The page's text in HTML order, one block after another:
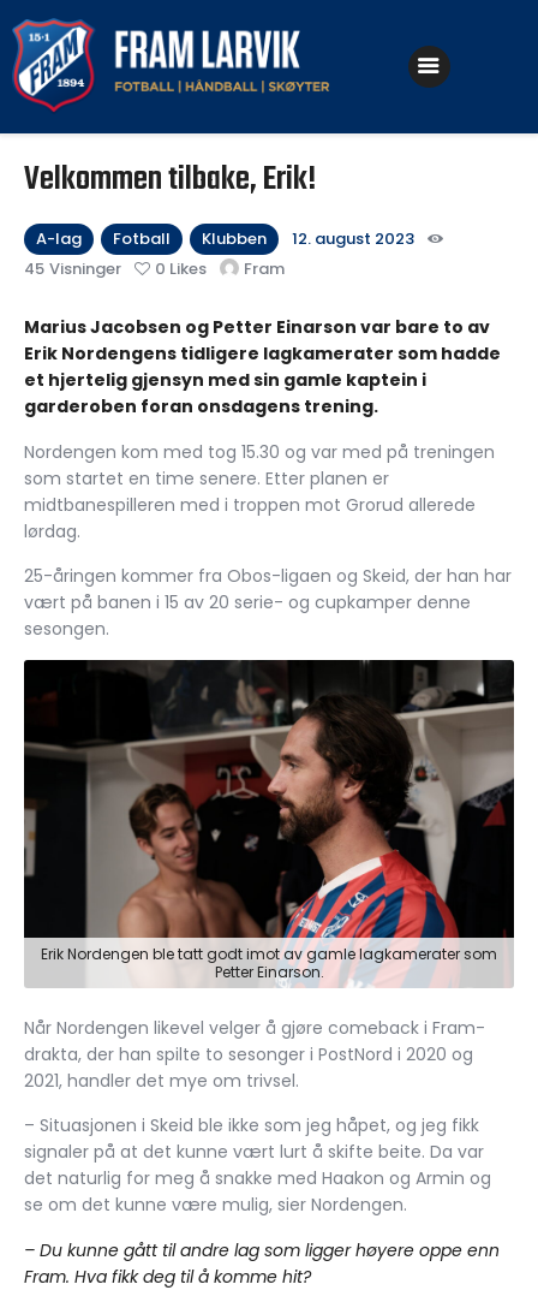
Fotball
Håndball
Skøyter
Velkommen tilbake, Erik!
A-lag Fotball Klubben
12. august 2023
45 Visninger 0 Likes Fram
Marius Jacobsen og Petter Einarson var bare to av
Erik Nordengens tidligere lagkamerater som hadde
et hjertelig gjensyn med sin gamle kaptein i
garderoben foran onsdagens trening.
Nordengen kom med tog 15.30 og var med på treningen
som startet en time senere. Etter planen er
midtbanespilleren med i troppen mot Grorud allerede
lørdag.
25-åringen kommer fra Obos-ligaen og Skeid, der han har
vært på banen i 15 av 20 serie- og cupkamper denne
sesongen.
Erik Nordengen ble tatt godt imot av gamle lagkamerater som
Petter Einarson.
Når Nordengen likevel velger å gjøre comeback i Fram-
drakta, der han spilte to sesonger i PostNord i 2020 og
2021, handler det mye om trivsel.
– Situasjonen i Skeid ble ikke som jeg håpet, og jeg fikk
signaler på at det kunne vært lurt å skifte beite. Da var
det naturlig for meg å snakke med Haakon og Armin og
se om det kunne være mulig, sier Nordengen.
– Du kunne gått til andre lag som ligger høyere oppe enn
Fram. Hva fikk deg til å komme hit?